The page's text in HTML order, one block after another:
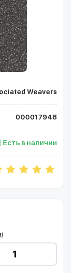
Weavers
000017948
Есть в наличии